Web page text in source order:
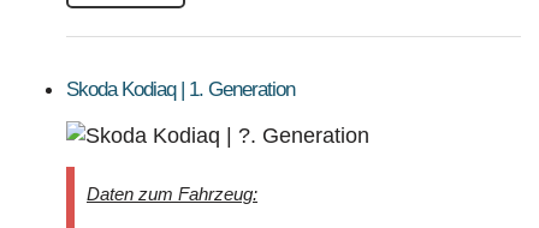
Skoda Kodiaq | 1. Generation
Daten zum Fahrzeug: